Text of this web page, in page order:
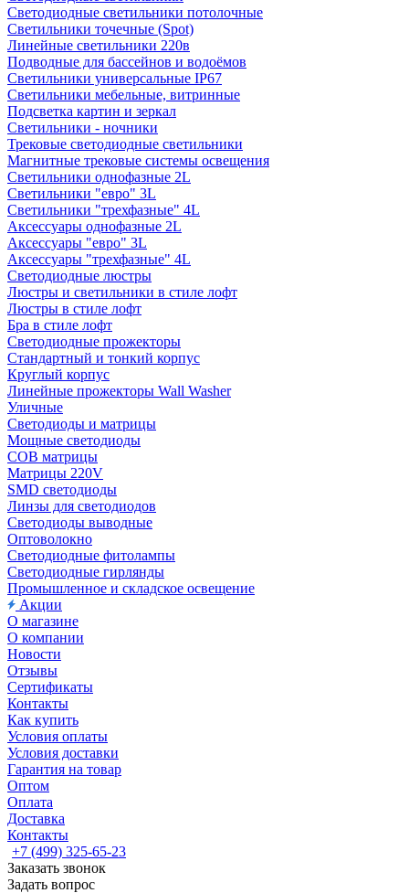
Светодиодные светильники потолочные
Светильники точечные (Spot)
Линейные светильники 220в
Подводные для бассейнов и водоёмов
Светильники универсальные IP67
Светильники мебельные, витринные
Подсветка картин и зеркал
Светильники - ночники
Трековые светодиодные светильники
Магнитные трековые системы освещения
Светильники однофазные 2L
Светильники "евро" 3L
Светильники "трехфазные" 4L
Аксессуары однофазные 2L
Аксессуары "евро" 3L
Аксессуары "трехфазные" 4L
Светодиодные люстры
Люстры и светильники в стиле лофт
Люстры в стиле лофт
Бра в стиле лофт
Светодиодные прожекторы
Стандартный и тонкий корпус
Круглый корпус
Линейные прожекторы Wall Washer
Уличные
Светодиоды и матрицы
Мощные светодиоды
COB матрицы
Матрицы 220V
SMD светодиоды
Линзы для светодиодов
Светодиоды выводные
Оптоволокно
Светодиодные фитолампы
Светодиодные гирлянды
Промышленное и складское освещение
Акции
О магазине
О компании
Новости
Отзывы
Сертификаты
Контакты
Как купить
Условия оплаты
Условия доставки
Гарантия на товар
Оптом
Оплата
Доставка
Контакты
+7 (499) 325-65-23
Заказать звонок
Задать вопрос